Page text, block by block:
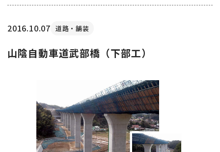
2016.10.07 道路・舗装
山陰自動車道武部橋（下部工）